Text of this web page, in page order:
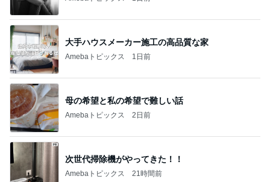
大手ハウスメーカー施工の高品質な家
Amebaトピックス 1日前
母の希望と私の希望で難しい話
Amebaトピックス 2日前
次世代掃除機がやってきた！！
Amebaトピックス 21時間前